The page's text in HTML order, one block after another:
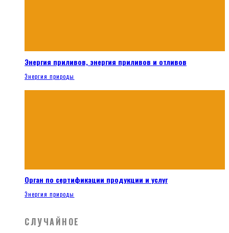
Энергия приливов, энергия приливов и отливов
Энергия природы
Орган по сертификации продукции и услуг
Энергия природы
СЛУЧАЙНОЕ